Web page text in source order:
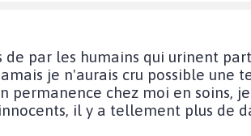
par les humains qui urinent
je n'aurais cru possible une
permanence chez moi en soins,
il y a tellement plus de